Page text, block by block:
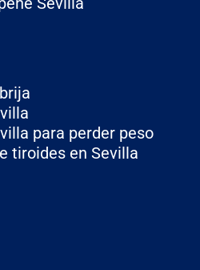
para perder peso
tiroides en Sevilla